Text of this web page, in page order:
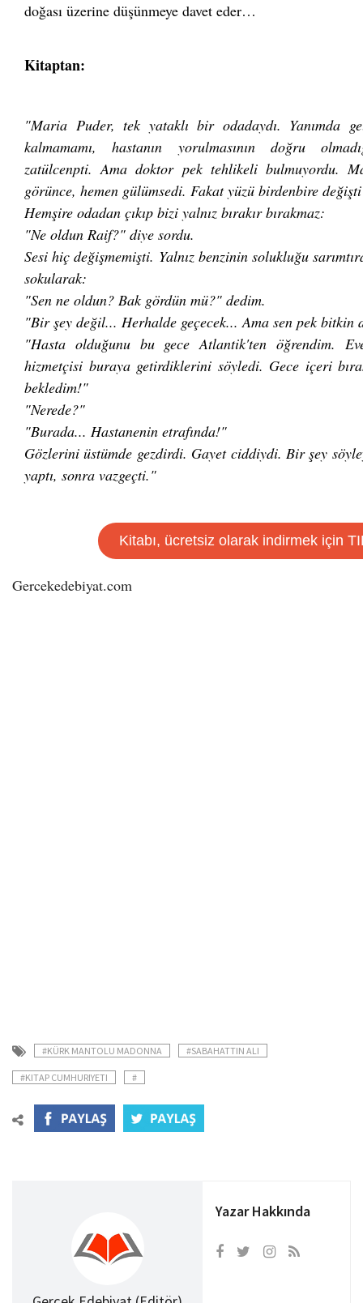
doğası üzerine düşünmeye davet eder…
Kitaptan:
"Maria Puder, tek yataklı bir odadaydı. Yanımda
kalmamamı, hastanın yorulmasının doğru
zatülcenpti. Ama doktor pek tehlikeli bulmuyordu.
görünce, hemen gülümsedi. Fakat yüzü birdenbire
Hemşire odadan çıkıp bizi yalnız bırakır bırakmaz:
"Ne oldun Raif?" diye sordu.
Sesi hiç değişmemişti. Yalnız benzinin solukluğu
sokularak:
"Sen ne oldun? Bak gördün mü?" dedim.
"Bir şey değil... Herhalde geçecek... Ama sen pek
"Hasta olduğunu bu gece Atlantik'ten öğrendim.
hizmetçisi buraya getirdiklerini söyledi. Gece içeri
bekledim!"
"Nerede?"
"Burada... Hastanenin etrafında!"
Gözlerini üstümde gezdirdi. Gayet ciddiydi. Bir şey
yaptı, sonra vazgeçti."
Kitabı, ücretsiz olarak indirmek için
Gercekedebiyat.com
#KÜRK MANTOLU MADONNA #SABAHATTIN ALI
#KITAP CUMHURIYETI #
Yazar Hakkında